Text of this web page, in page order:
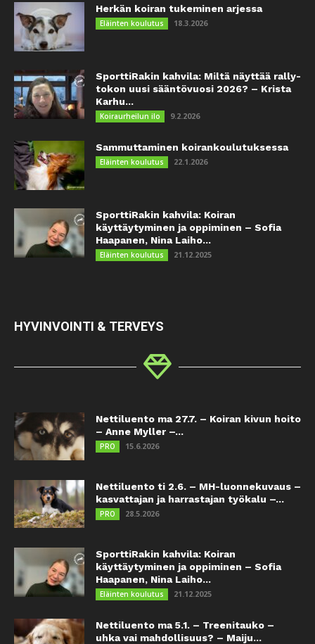
Herkän koiran tukeminen arjessa
Eläinten koulutus 18.3.2026
SporttiRakin kahvila: Miltä näyttää rally-
tokon uusi sääntövuosi 2026? – Krista
Karhu...
Koiraurheilun ilo 9.2.2026
Sammuttaminen koirankoulutuksessa
Eläinten koulutus 22.1.2026
SporttiRakin kahvila: Koiran
käyttäytyminen ja oppiminen – Sofia
Haapanen, Nina Laiho...
Eläinten koulutus 21.12.2025
HYVINVOINTI & TERVEYS
Nettiluento ma 27.7. – Koiran kivun hoito
– Anne Myller –...
PRO 15.6.2026
Nettiluento ti 2.6. – MH-luonnekuvaus –
kasvattajan ja harrastajan työkalu –...
PRO 28.5.2026
SporttiRakin kahvila: Koiran
käyttäytyminen ja oppiminen – Sofia
Haapanen, Nina Laiho...
Eläinten koulutus 21.12.2025
Nettiluento ma 5.1. – Treenitauko –
uhka vai mahdollisuus? – Maiju...